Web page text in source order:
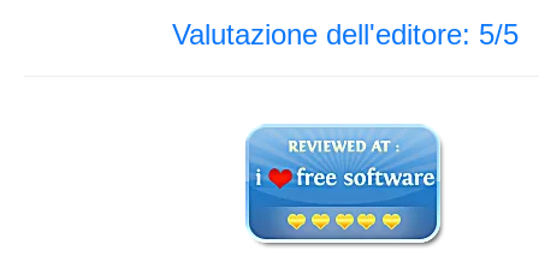
Valutazione dell'editore: 5/5